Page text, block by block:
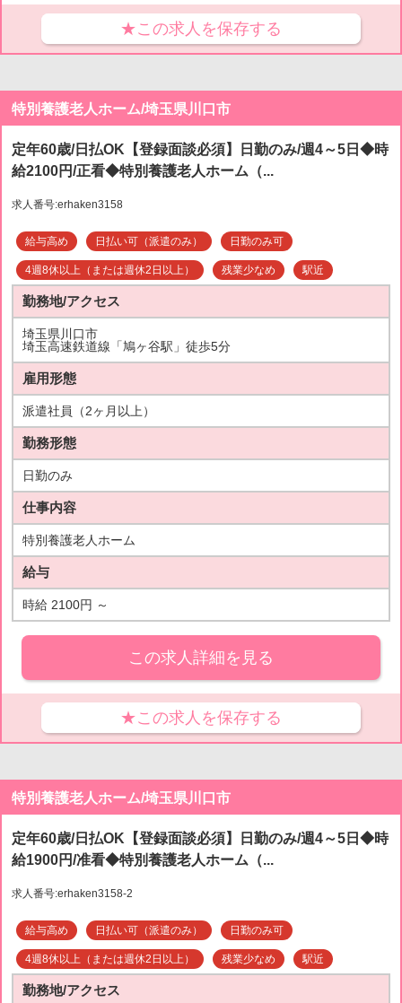
★この求人を保存する
特別養護老人ホーム/埼玉県川口市
定年60歳/日払OK【登録面談必須】日勤のみ/週4～5日◆時
給2100円/正看◆特別養護老人ホーム（...
求人番号:erhaken3158
給与高め 日払い可（派遣のみ） 日勤のみ可
4週8休以上（または週休2日以上） 残業少なめ 駅近
勤務地/アクセス
埼玉県川口市
埼玉高速鉄道線「鳩ヶ谷駅」徒歩5分
雇用形態
派遣社員（2ヶ月以上）
勤務形態
日勤のみ
仕事内容
特別養護老人ホーム
給与
時給 2100円 ～
この求人詳細を見る
★この求人を保存する
特別養護老人ホーム/埼玉県川口市
定年60歳/日払OK【登録面談必須】日勤のみ/週4～5日◆時
給1900円/准看◆特別養護老人ホーム（...
求人番号:erhaken3158-2
給与高め 日払い可（派遣のみ） 日勤のみ可
4週8休以上（または週休2日以上） 残業少なめ 駅近
勤務地/アクセス